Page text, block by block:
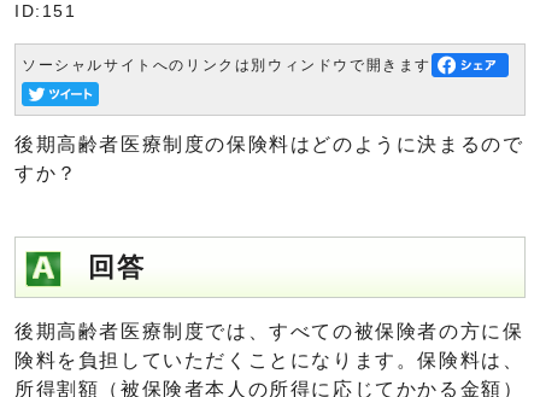
ID:151
ソーシャルサイトへのリンクは別ウィンドウで開きます
後期高齢者医療制度の保険料はどのように決まるので
すか？
回答
後期高齢者医療制度では、すべての被保険者の方に保
険料を負担していただくことになります。保険料は、
所得割額（被保険者本人の所得に応じてかかる金額）